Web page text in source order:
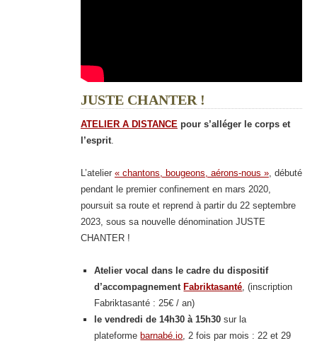
JUSTE CHANTER !
ATELIER A DISTANCEpour s’alléger le corps et
l’esprit.
L’atelier « chantons, bougeons, aérons-nous », débuté
pendant le premier confinement en mars 2020,
poursuit sa route et reprend à partir du 22 septembre
2023, sous sa nouvelle dénomination JUSTE
CHANTER !
Atelier vocal dans le cadre du dispositif
d’accompagnement Fabriktasanté, (inscription
Fabriktasanté : 25€ / an)
le vendredi de 14h30 à 15h30 sur la
plateforme barnabé.io, 2 fois par mois : 22 et 29